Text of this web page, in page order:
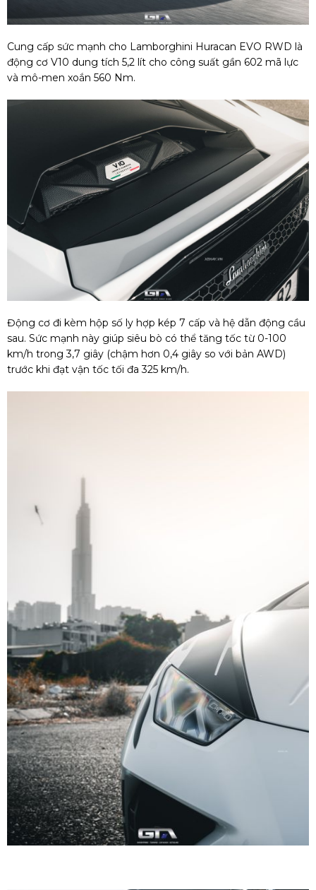
Cung cấp sức mạnh cho Lamborghini Huracan EVO RWD là
động cơ V10 dung tích 5,2 lít cho công suất gần 602 mã lực
và mô-men xoắn 560 Nm.
Động cơ đi kèm hộp số ly hợp kép 7 cấp và hệ dẫn động cầu
sau. Sức mạnh này giúp siêu bò có thể tăng tốc từ 0-100
km/h trong 3,7 giây (chậm hơn 0,4 giây so với bản AWD)
trước khi đạt vận tốc tối đa 325 km/h.